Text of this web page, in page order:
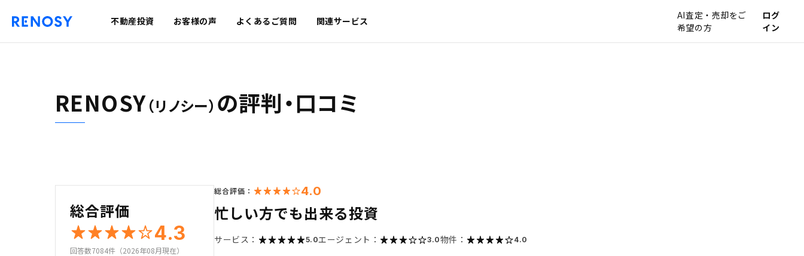
不動産投資 お客様の声 よくあるご質問 関連サービス
AI査定・売却をご
希望の方
ログ
イン
RENOSY（リノシー） の評判・口コミ
総合評価
4.3
回答数7084件（2026年08月現在）
総合評価： 4.0
忙しい方でも出来る投資
サービス： 5.0エージェント： 3.0物件： 4.0